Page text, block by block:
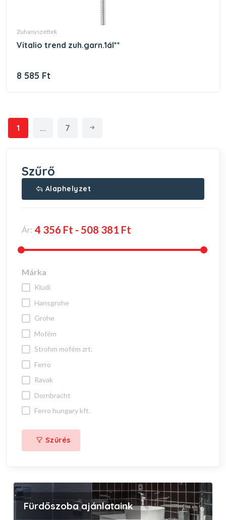
zuhanyszettek
vitalio trend zuh.garn.1ál**
8 585 Ft
1 ... 7
Szűrő
Alaphelyzet
Ár:
Márka
kludi
hansgrohe
grohe
mofém
strohm mofém zrt.
ferro
ravak
dornbracht
ferro hungary kft.
Szűrés
Fürdőszoba ajánlataink